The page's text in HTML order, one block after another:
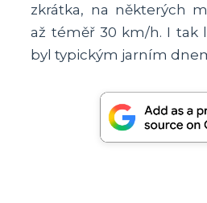
zkrátka, na některých
až téměř 30 km/h. I tak
byl typickým jarním